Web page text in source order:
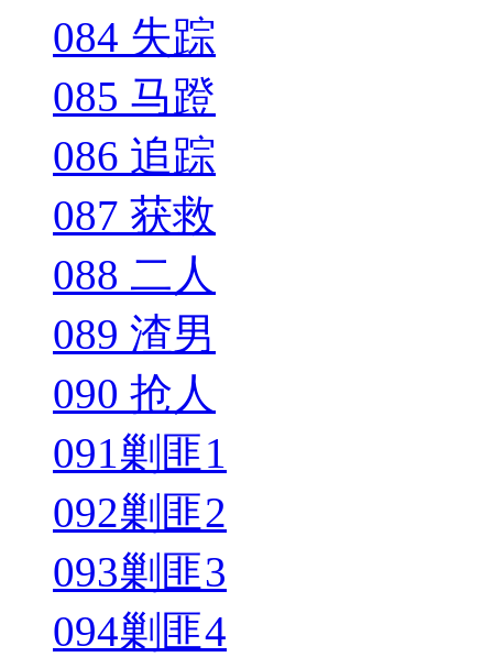
084 失踪
085 马蹬
086 追踪
087 获救
088 二人
089 渣男
090 抢人
091剿匪1
092剿匪2
093剿匪3
094剿匪4